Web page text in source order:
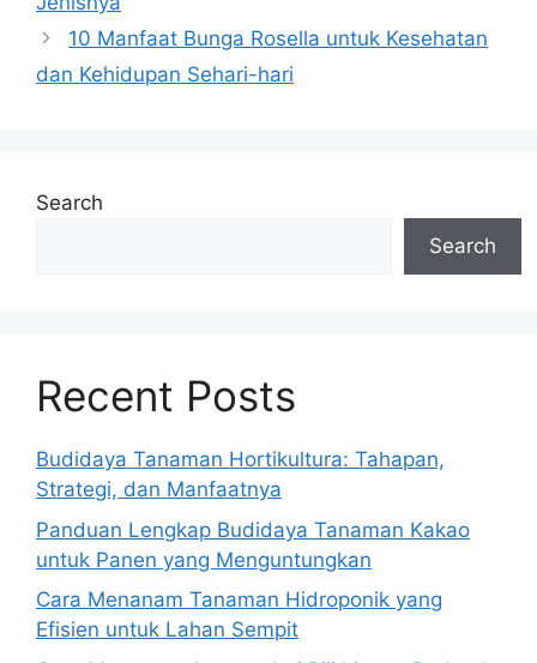
10 Manfaat Bunga Rosella untuk Kesehatan
dan Kehidupan Sehari-hari
Search
Search
Recent Posts
Budidaya Tanaman Hortikultura: Tahapan,
Strategi, dan Manfaatnya
Panduan Lengkap Budidaya Tanaman Kakao
untuk Panen yang Menguntungkan
Cara Menanam Tanaman Hidroponik yang
Efisien untuk Lahan Sempit